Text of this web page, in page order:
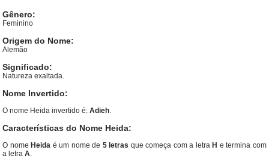
Gênero:
Feminino
Origem do Nome:
Alemão
Significado:
Natureza exaltada.
Nome Invertido:
O nome Heida invertido é:Adieh.
Características do Nome Heida:
O nome Heida é um nome de 5 letras que começa com a letra H e termina com
a letraA.